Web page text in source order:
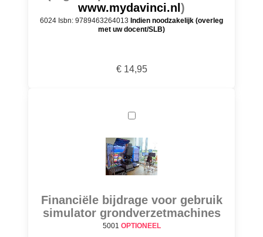
www.mydavinci.nl )
6024 Isbn: 9789463264013 Indien noodzakelijk (overleg
met uw docent/SLB)
€ 14,95
Financiële bijdrage voor gebruik
simulator grondverzetmachines
5001 OPTIONEEL